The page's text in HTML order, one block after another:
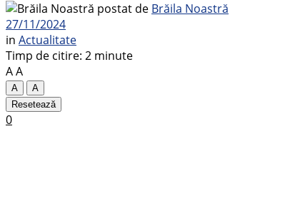
postat de Brăila Noastră
27/11/2024
in Actualitate
Timp de citire: 2 minute
AA
A
A
Resetează
0